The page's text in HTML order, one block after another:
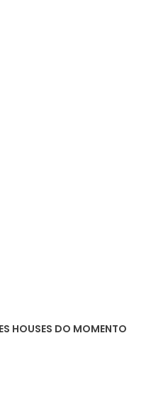
HOUSES DO MOMENTO